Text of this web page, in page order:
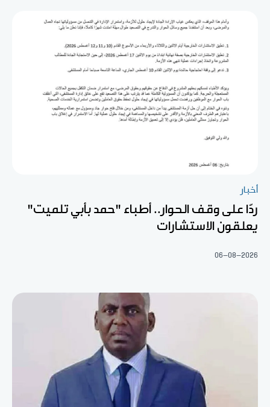
أخبار
ردّا على وقف الحوار.. أطباء "حمد بأبي تلميت"
يعلقون الاستشارات
06-08-2026